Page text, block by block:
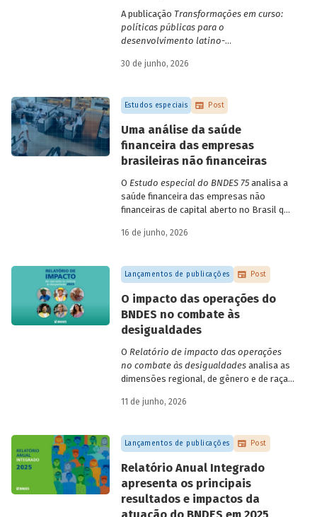
A publicação Transformações em curso:
políticas públicas para o
desenvolvimento latino-
da Escola de Governo e Desenvolvimento
30 de junho, 2026
Estudos especiais Post
Uma análise da saúde
financeira das empresas
brasileiras não financeiras
O Estudo especial do BNDES 75analisa a
saúde financeira das empresas não
financeiras de capital aberto no Brasil que
valores. Para isso, parte de uma amostra
de finanças e seguros – e de quatro
dimensões: lucratividade, solvência,
16 de junho, 2026
Lançamentos de publicações Post
O impacto das operações do
BNDES no combate às
desigualdades
O Relatório de impacto das operações
no combate às desigualdadesanalisa as
dimensões regional, de gênero e de raça,
desigualdade de renda no Brasil, no
BNDES.
11 de junho, 2026
Lançamentos de publicações Post
Relatório Anual Integrado
apresenta os principais
resultados e impactos da